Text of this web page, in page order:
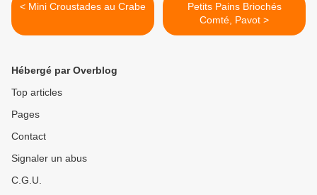
< Mini Croustades au Crabe
Petits Pains Briochés
Comté, Pavot >
Hébergé par Overblog
Top articles
Pages
Contact
Signaler un abus
C.G.U.